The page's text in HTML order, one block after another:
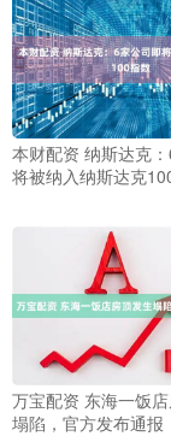
本财配资 纳斯达克
将被纳入纳斯达克
万宝配资 东海一饭
塌陷，官方发布通报